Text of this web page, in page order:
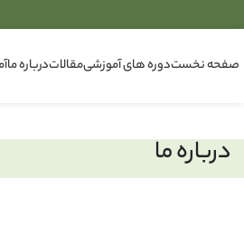
صفحه نخستدوره های آموزشیمقالاتدرباره ما
درباره ما